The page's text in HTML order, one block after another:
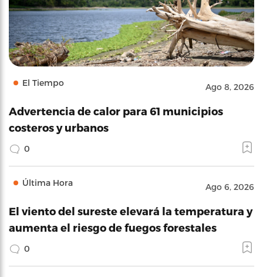
El Tiempo Ago 8, 2026
Advertencia de calor para 61 municipios
costeros y urbanos
0
Última Hora Ago 6, 2026
El viento del sureste elevará la temperatura y
aumenta el riesgo de fuegos forestales
0